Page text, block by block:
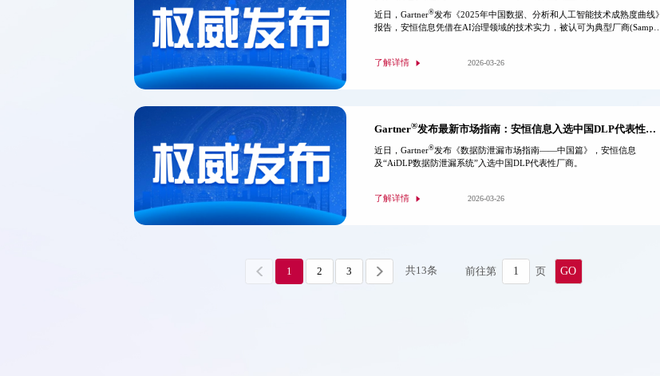
近日，Gartner®发布《2025年中国数据、分析和人工智能技术成熟度曲线》
报告，安恒信息凭借在AI治理领域的技术实力，被认可为典型厂商(Sample
了解详情 2026-03-26
Gartner®发布最新市场指南：安恒信息入选中国DLP代表性厂商
近日，Gartner®发布《数据防泄漏市场指南——中国篇》，安恒信息
及“AiDLP数据防泄漏系统”入选中国DLP代表性厂商。
了解详情 2026-03-26
1 2 3 共13条 前往第 页